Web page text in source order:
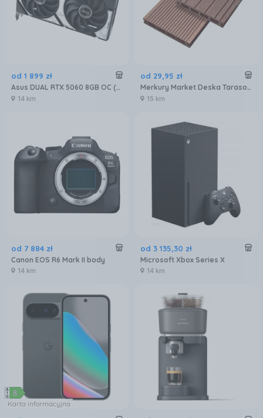
od 1 899 zł
Asus DUAL RTX 5060 8GB OC (90YV0N12M0NA00)
14 km
od 29,95 zł
Merkury Market Deska Tarasowa Mercado Basic Brąz 2000X120X20Mm MR5601072
15 km
od 7 884 zł
Canon EOS R6 Mark II body
14 km
od 3 135,30 zł
Microsoft Xbox Series X
14 km
Karta informacyjna